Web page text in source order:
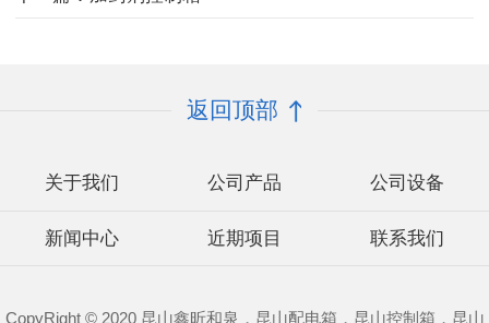
返回顶部
关于我们 公司产品 公司设备
新闻中心 近期项目 联系我们
CopyRight © 2020 昆山鑫昕和泉，昆山配电箱，昆山控制箱，昆山